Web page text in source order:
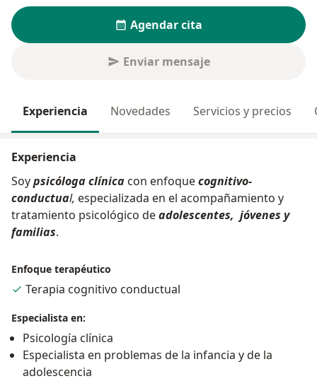
Agendar cita
Enviar mensaje
Experiencia Novedades Servicios y precios
Experiencia
Soypsicóloga clínica con enfoquecognitivo-
conductual, especializada en el acompañamiento y
tratamiento psicológico deadolescentes, jóvenes y
familias.
Enfoque terapéutico
Terapia cognitivo conductual
Especialista en:
Psicología clínica
Especialista en problemas de la infancia y de la
adolescencia